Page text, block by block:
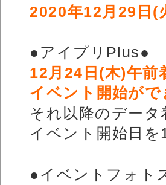
2020年12月29日(
●アイプリPlus●
12月24日(木)午前
イベント開始がで
それ以降のデー
イベント開始日
●イベントフォト